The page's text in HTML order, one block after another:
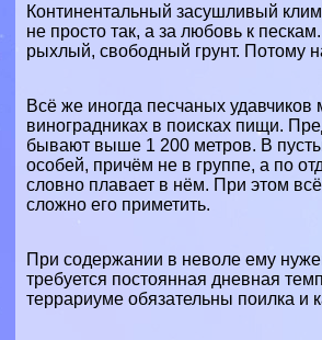
Континентальный засушливый
не просто так, а за любовь к
рыхлый, свободный грунт. Потому
Всё же иногда песчаных
виноградниках в поисках пищи.
бывают выше 1 200 метров. В
особей, причём не в группе, а по
словно плавает в нём. При этом
сложно его приметить.
При содержании в неволе ему
требуется постоянная дневная
террариуме обязательны поилка и